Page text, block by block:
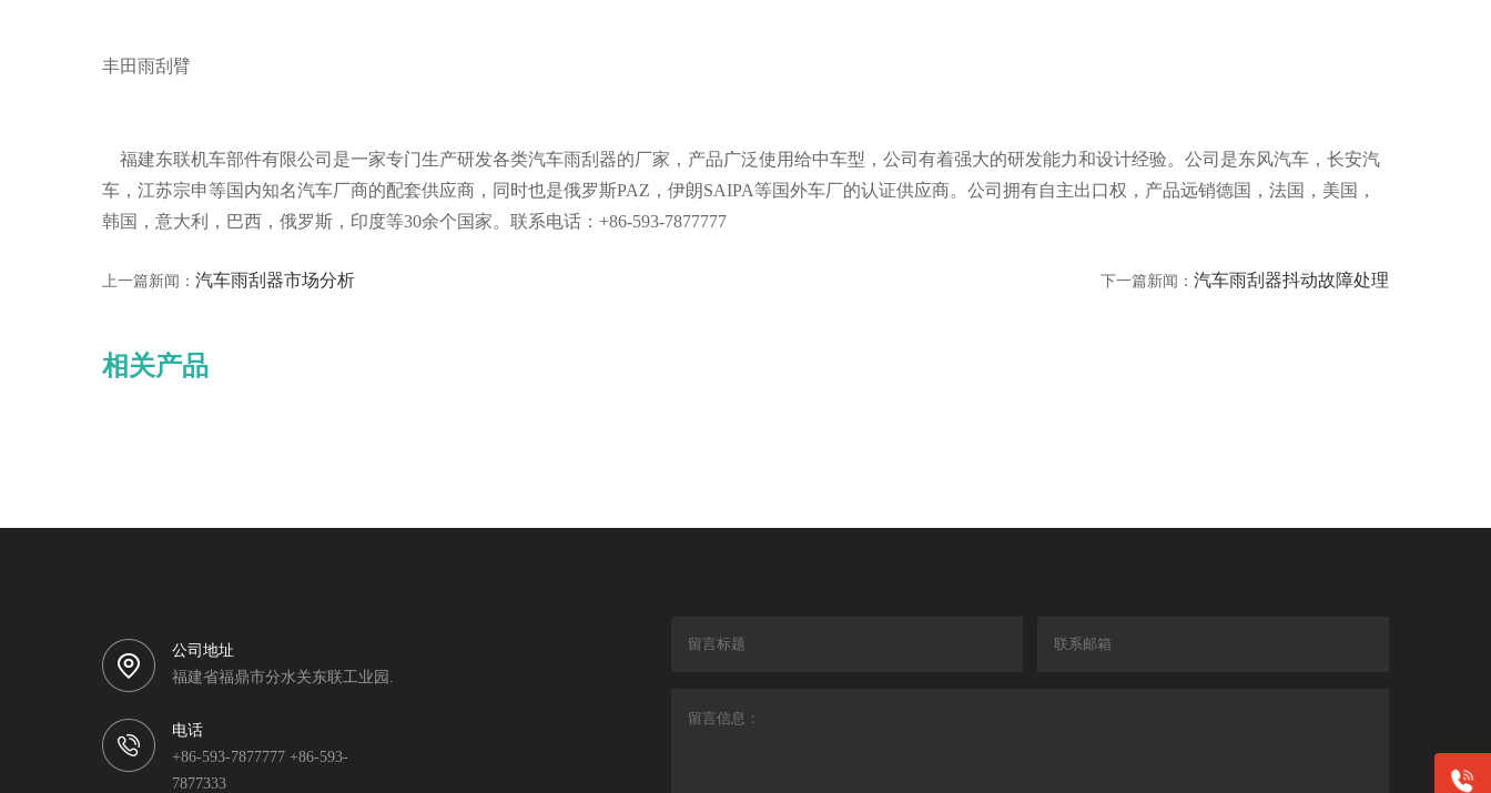
丰田雨刮臂
福建东联机车部件有限公司是一家专门生产研发各类汽车雨刮器的厂家，产品广泛使用给中车型，公司有着强大的研发能力和设计经验。公司是东风汽车，长安汽
车，江苏宗申等国内知名汽车厂商的配套供应商，同时也是俄罗斯PAZ，伊朗SAIPA等国外车厂的认证供应商。公司拥有自主出口权，产品远销德国，法国，美国，
韩国，意大利，巴西，俄罗斯，印度等30余个国家。联系电话：+86-593-7877777
上一篇新闻： 汽车雨刮器市场分析 下一篇新闻： 汽车雨刮器抖动故障处理
相关产品
公司地址
福建省福鼎市分水关东联工业园.
电话
+86-593-7877777 +86-593-
7877333